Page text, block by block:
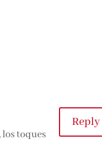
toques
Reply